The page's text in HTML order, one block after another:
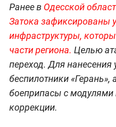
Ранее в Одесской
Затока зафиксированы
инфраструктуры,
части региона. Целью
переход. Для
беспилотники
боеприпасы с модулями
коррекции.